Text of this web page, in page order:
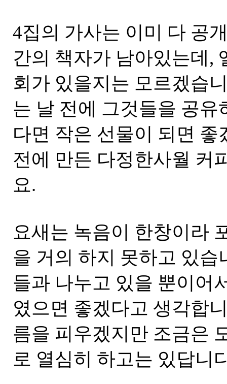
4집의 가사는 이미 다 공
간의 책자가 남아있는데,
회가 있을지는 모르겠습
는 날 전에 그것들을 공
다면 작은 선물이 되면
전에 만든 다정한사월 커
요.
요새는 녹음이 한창이라
을 거의 하지 못하고 있
들과 나누고 있을 뿐이어
였으면 좋겠다고 생각합
름을 피우겠지만 조금은
로 열심히 하고는 있답니